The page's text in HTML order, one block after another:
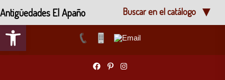
Abrir barra de herramientas
Antigüedades El Apaño Buscar en el catálogo